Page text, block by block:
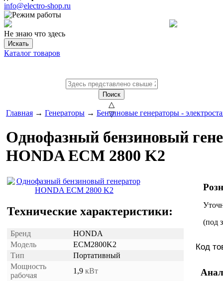
info@electro-shop.ru
Не знаю что здесь
Искать
Каталог товаров
Поиск
△
▽
Главная → Генераторы → Бензиновые генераторы -
Однофазный бензиновый
HONDA ECM 2800 K2
Технические характеристики:
Бренд
HONDA
Модель
ECM2800K2
Тип
Портативный
Мощность
рабочая
1,9 кВт
(под
Код